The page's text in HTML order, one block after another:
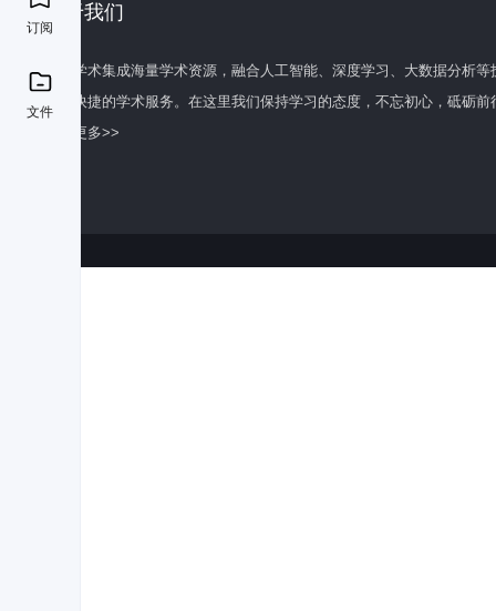
订阅
文件
关于我们
百度学术集成海量学术资源，融合人工智能、深度学习、大数据分析
全面快捷的学术服务。在这里我们保持学习的态度，不忘初心，砥砺前
了解更多>>